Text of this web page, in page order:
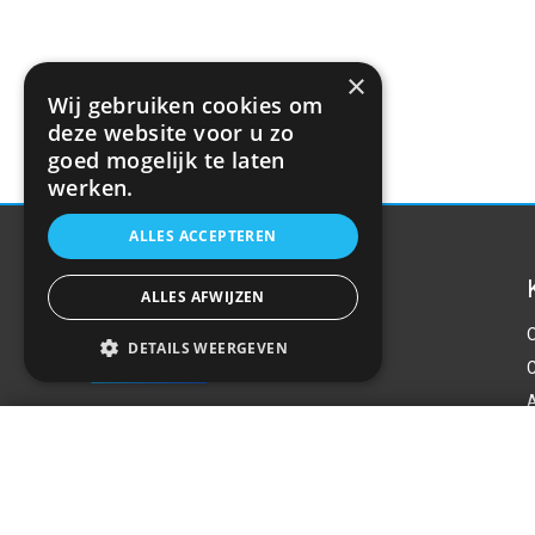
×
Wij gebruiken cookies om
deze website voor u zo
goed mogelijk te laten
werken.
ALLES ACCEPTEREN
ALLES AFWIJZEN
DETAILS WEERGEVEN